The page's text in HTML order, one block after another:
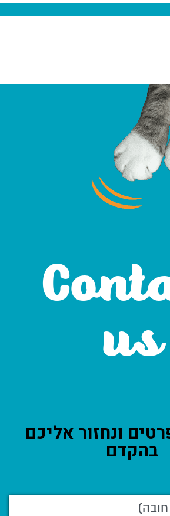
us
ונחזור אליכם
בהקדם